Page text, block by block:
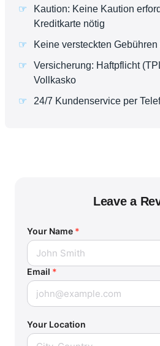
Kaution: Keine Kaution
Kreditkarte nötig
Keine versteckten
Versicherung: Haftpflicht
Vollkasko
24/7 Kundenservice per
Leave a
Your Name *
Email *
Your Location